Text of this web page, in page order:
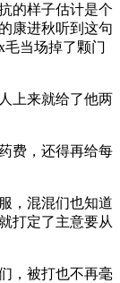
的样子估计是个
康进秋听到这句
当场掉了颗门
上来就给了他两
费，还得再给每
，混混们也知道
打定了主意要从
，被打也不再毫